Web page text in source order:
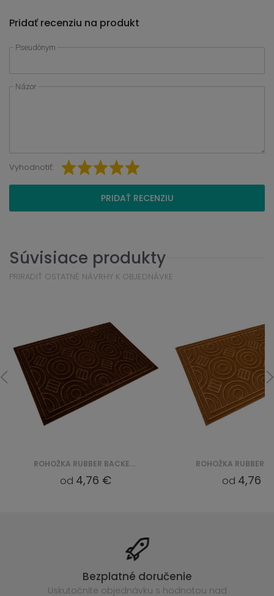
Pridať recenziu na produkt
Pseudónym
Názor
Vyhodnotiť:
PRIDAŤ RECENZIU
Súvisiace produkty
PRIRADIŤ OSTATNÉ NÁVRHY K OBJEDNÁVKE
ROHOŽKA RUBBER BACKED PP WITHOUT EDGES (VI 4017) - BRĄZOWY
od 4,76 € od 4,76 €
Bezplatné doručenie
Uskutočnite objednávku s hodnotou nad